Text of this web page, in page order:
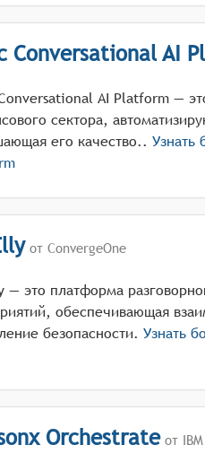
Conversational AI
AI Platform —
сектора,
его качество.. Узнать
от ConvergeOne
— это платформа
обеспечивающая
безопасности. Узнать
Orchestrateот IBM